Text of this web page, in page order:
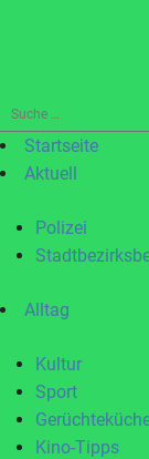
Suche
nach:Startseite
Aktuell
Polizei
Alltag
Kultur
Sport
Kino-Tipps